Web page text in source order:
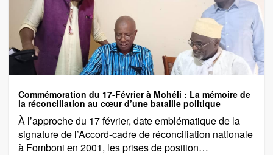
Commémoration du 17-Février à Mohéli : La mémoire de
la réconciliation au cœur d’une bataille politique
À l’approche du 17 février, date emblématique de la
signature de l’Accord-cadre de réconciliation nationale
à Fomboni en 2001, les prises de position…